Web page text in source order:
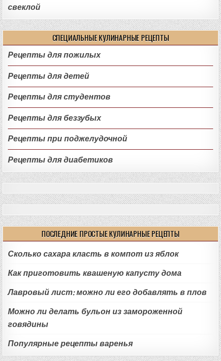
свеклой
СПЕЦИАЛЬНЫЕ КУЛИНАРНЫЕ РЕЦЕПТЫ
Рецепты для пожилых
Рецепты для детей
Рецепты для студентов
Рецепты для беззубых
Рецепты при поджелудочной
Рецепты для диабетиков
ПОСЛЕДНИЕ ПРОСТЫЕ КУЛИНАРНЫЕ РЕЦЕПТЫ
Сколько сахара класть в компот из яблок
Как приготовить квашеную капусту дома
Лавровый лист: можно ли его добавлять в плов
Можно ли делать бульон из замороженной
говядины
Популярные рецепты варенья